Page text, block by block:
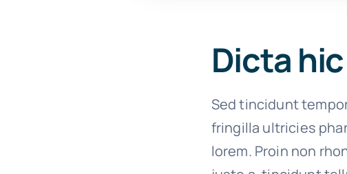
Dicta
Sed tincidunt
fringilla ultricies
lorem. Proin non